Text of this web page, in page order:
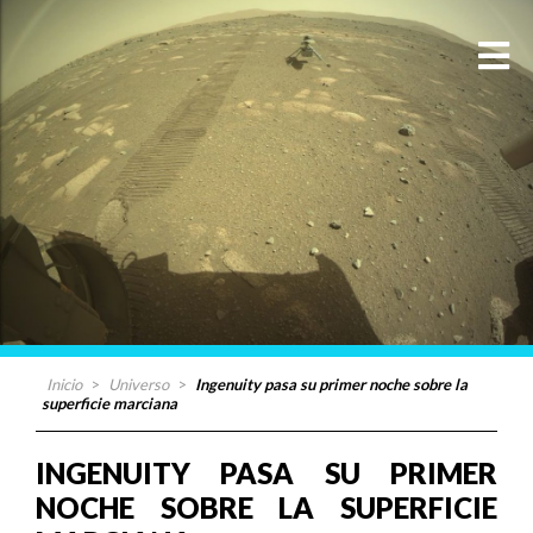
Inicio > Universo > Ingenuity pasa su primer noche sobre la
superficie marciana
INGENUITY PASA SU PRIMER
NOCHE SOBRE LA SUPERFICIE